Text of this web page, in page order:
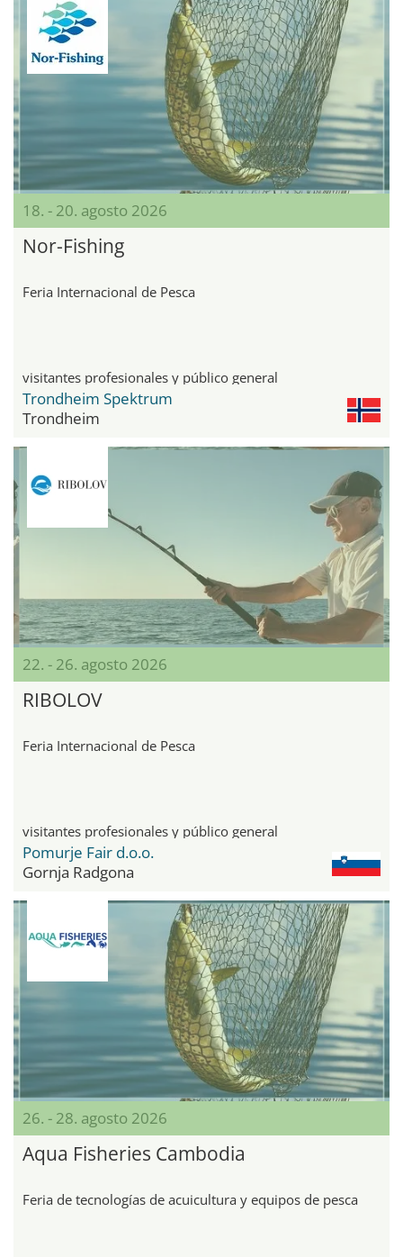
18. - 20. agosto 2026
Nor-Fishing
Feria Internacional de Pesca
visitantes profesionales y público general
Trondheim Spektrum
Trondheim
22. - 26. agosto 2026
RIBOLOV
Feria Internacional de Pesca
visitantes profesionales y público general
Pomurje Fair d.o.o.
Gornja Radgona
26. - 28. agosto 2026
Aqua Fisheries Cambodia
Feria de tecnologías de acuicultura y equipos de pesca